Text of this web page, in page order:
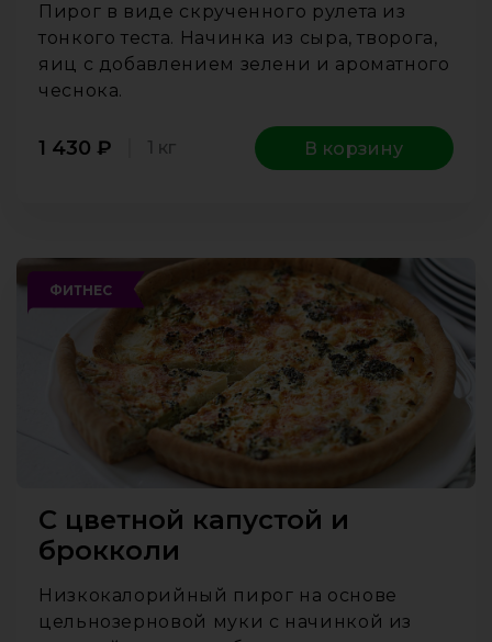
Пирог в виде скрученного рулета из
тонкого теста. Начинка из сыра, творога,
яиц с добавлением зелени и ароматного
чеснока.
1 430 ₽ 1 кг В корзину
ФИТНЕС
С цветной капустой и
брокколи
Низкокалорийный пирог на основе
цельнозерновой муки с начинкой из